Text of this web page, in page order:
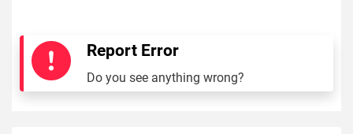
Report Error
Do you see anything wrong?